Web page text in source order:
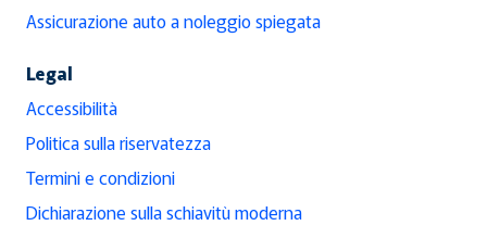
Assicurazione auto a noleggio spiegata
Legal
Accessibilità
Politica sulla riservatezza
Termini e condizioni
Dichiarazione sulla schiavitù moderna